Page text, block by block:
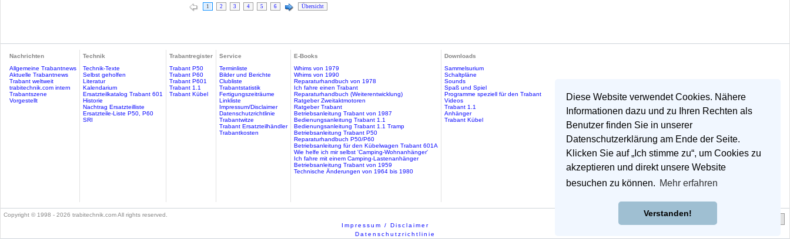
Diese Website verwendet Cookies. Nähere
Informationen dazu und zu Ihren Rechten als
Benutzer finden Sie in unserer
Datenschutzerklärung am Ende der Seite.
Klicken Sie auf „Ich stimme zu“, um Cookies zu
akzeptieren und direkt unsere Website
besuchen zu können. Mehr erfahren
Verstanden!
1 2 3 4 5 6 Übersicht
Nachrichten
Allgemeine Trabantnews
Aktuelle Trabantnews
Trabant weltweit
trabitechnik.com intern
Trabantszene
Vorgestellt
Technik
Technik-Texte
Selbst geholfen
Literatur
Kalendarium
Ersatzteilkatalog Trabant 601
Historie
Nachtrag Ersatzteilliste
Ersatzteile-Liste P50, P60
SRI
Trabantregister
Trabant P50
Trabant P60
Trabant P601
Trabant 1.1
Trabant Kübel
Service
Terminliste
Bilder und Berichte
Clubliste
Trabantstatistik
Fertigungszeiträume
Linkliste
Impressum/Disclaimer
Datenschutzrichtlinie
Trabantwitze
Trabant Ersatzteilhändler
Trabantkosten
E-Books
Whims von 1979
Whims von 1990
Reparaturhandbuch von 1978
Ich fahre einen Trabant
Reparaturhandbuch (Weiterentwicklung)
Ratgeber Zweitaktmotoren
Ratgeber Trabant
Betriebsanleitung Trabant von 1987
Bedienungsanleitung Trabant 1.1
Bedienungsanleitung Trabant 1.1 Tramp
Betriebsanleitung Trabant P50
Reparaturhandbuch P50/P60
Betriebsanleitung für den Kübelwagen Trabant 601A
Wie helfe ich mir selbst 'Camping-Wohnanhänger'
Ich fahre mit einem Camping-Lastenanhänger
Betriebsanleitung Trabant von 1959
Technische Änderungen von 1964 bis 1980
Downloads
Sammelsurium
Schaltpläne
Sounds
Spaß und Spiel
Programme speziell für den Trabant
Videos
Trabant 1.1
Anhänger
Trabant Kübel
Copyright © 1998 - 2026 trabitechnik.com All rights reserved.
Impressum / Disclaimer
Datenschutzrichtlinie